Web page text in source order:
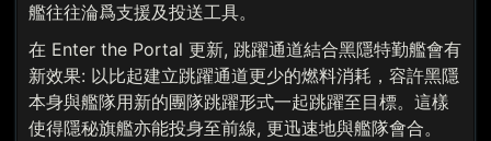
艦往往淪爲支援及投送工具。
在 Enter the Portal 更新, 跳躍通道結合黑隱特勤艦會有
新效果: 以比起建立跳躍通道更少的燃料消耗，容許黑隱
本身與艦隊用新的團隊跳躍形式一起跳躍至目標。這樣
使得隱秘旗艦亦能投身至前線, 更迅速地與艦隊會合。